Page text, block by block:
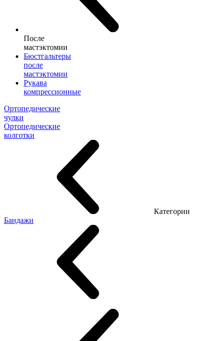
После
мастэктомии
Бюстгальтеры
после
мастэктомии
Рукава
компрессионные
Ортопедические
чулки
Ортопедические
колготки
Категории
Бандажи